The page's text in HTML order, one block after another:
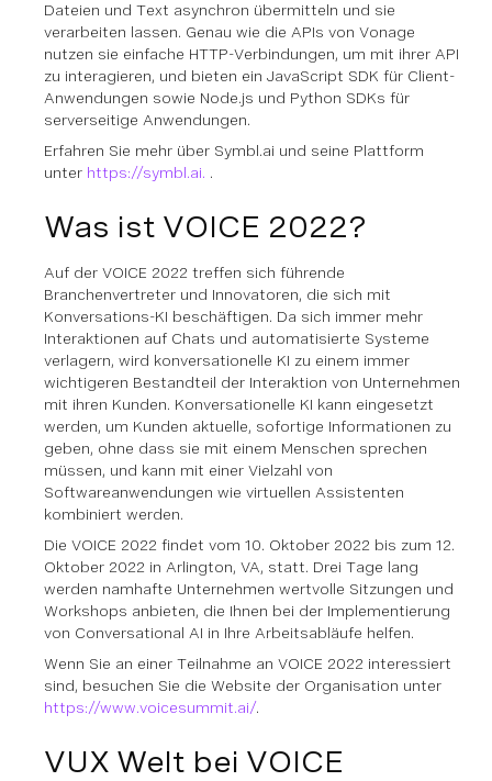
Dateien und Text asynchron übermitteln und sie
verarbeiten lassen. Genau wie die APIs von Vonage
nutzen sie einfache HTTP-Verbindungen, um mit ihrer API
zu interagieren, und bieten ein JavaScript SDK für Client-
Anwendungen sowie Node.js und Python SDKs für
serverseitige Anwendungen.
Erfahren Sie mehr über Symbl.ai und seine Plattform
unter https://symbl.ai. .
Was ist VOICE 2022?
Auf der VOICE 2022 treffen sich führende
Branchenvertreter und Innovatoren, die sich mit
Konversations-KI beschäftigen. Da sich immer mehr
Interaktionen auf Chats und automatisierte Systeme
verlagern, wird konversationelle KI zu einem immer
wichtigeren Bestandteil der Interaktion von Unternehmen
mit ihren Kunden. Konversationelle KI kann eingesetzt
werden, um Kunden aktuelle, sofortige Informationen zu
geben, ohne dass sie mit einem Menschen sprechen
müssen, und kann mit einer Vielzahl von
Softwareanwendungen wie virtuellen Assistenten
kombiniert werden.
Die VOICE 2022 findet vom 10. Oktober 2022 bis zum 12.
Oktober 2022 in Arlington, VA, statt. Drei Tage lang
werden namhafte Unternehmen wertvolle Sitzungen und
Workshops anbieten, die Ihnen bei der Implementierung
von Conversational AI in Ihre Arbeitsabläufe helfen.
Wenn Sie an einer Teilnahme an VOICE 2022 interessiert
sind, besuchen Sie die Website der Organisation unter
https://www.voicesummit.ai/.
VUX Welt bei VOICE